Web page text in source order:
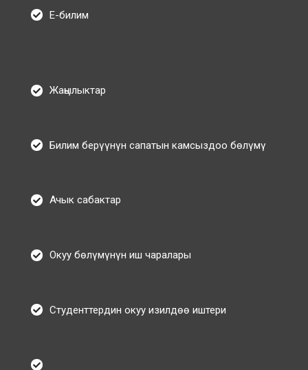
Е-билим
Жаңылыктар
Билим берүүнүн сапатын камсыздоо бөлүмү
Ачык сабактар
Окуу бөлүмүнүн иш чаралары
Студенттердин окуу изилдөө иштери